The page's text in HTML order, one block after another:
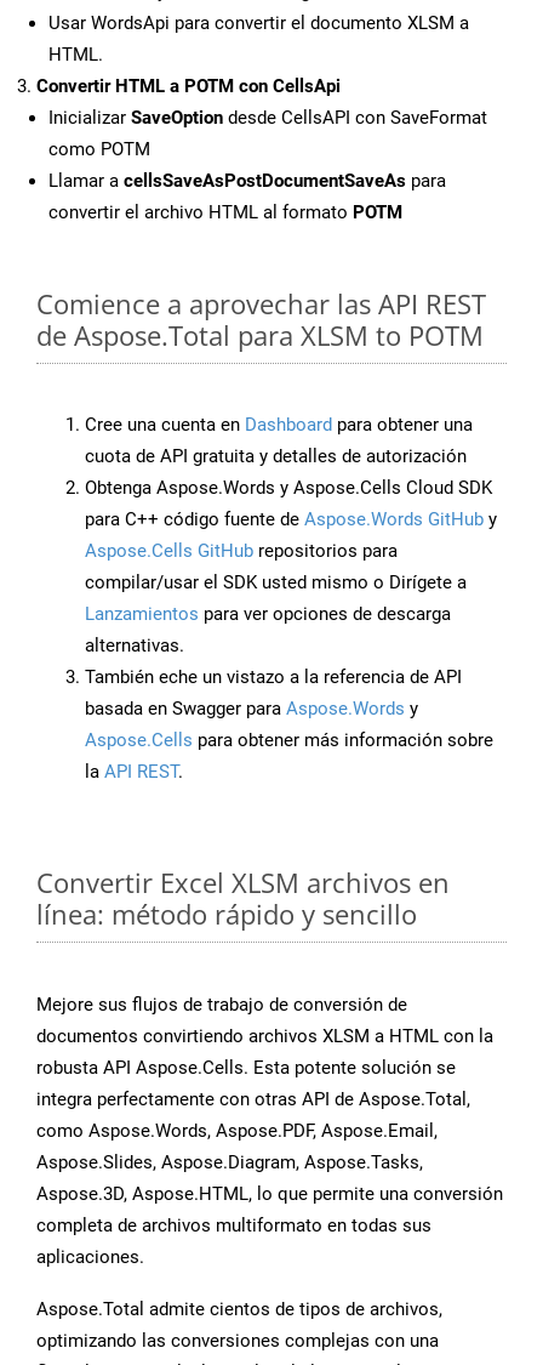
Usar WordsApi para convertir el documento XLSM a
HTML.
Convertir HTML a POTM con CellsApi
Inicializar SaveOption desde CellsAPI con SaveFormat
como POTM
Llamar a cellsSaveAsPostDocumentSaveAs para
convertir el archivo HTML al formato POTM
Comience a aprovechar las API REST
de Aspose.Total para XLSM to POTM
Cree una cuenta en Dashboard para obtener una
cuota de API gratuita y detalles de autorización
Obtenga Aspose.Words y Aspose.Cells Cloud SDK
para C++ código fuente de Aspose.Words GitHub y
Aspose.Cells GitHub repositorios para
compilar/usar el SDK usted mismo o Dirígete a
Lanzamientos para ver opciones de descarga
alternativas.
También eche un vistazo a la referencia de API
basada en Swagger para Aspose.Words y
Aspose.Cells para obtener más información sobre
la API REST.
Convertir Excel XLSM archivos en
línea: método rápido y sencillo
Mejore sus flujos de trabajo de conversión de
documentos convirtiendo archivos XLSM a HTML con la
robusta API Aspose.Cells. Esta potente solución se
integra perfectamente con otras API de Aspose.Total,
como Aspose.Words, Aspose.PDF, Aspose.Email,
Aspose.Slides, Aspose.Diagram, Aspose.Tasks,
Aspose.3D, Aspose.HTML, lo que permite una conversión
completa de archivos multiformato en todas sus
aplicaciones.
Aspose.Total admite cientos de tipos de archivos,
optimizando las conversiones complejas con una